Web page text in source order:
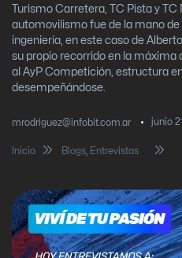
Turismo Carretera, TC Pista y TC
automovilismo fue de la mano
ingeniería, en este caso de
su propio recorrido en la máxima
al AyP Competición, estructura
desempeñándose.
mrodriguez@infobit.com.ar junio
Inicio Blogs, Entrevistas